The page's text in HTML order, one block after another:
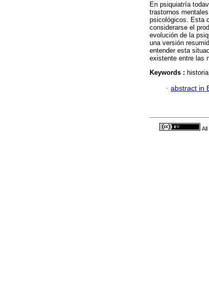
En psiquiatría
trastornos
psicológicos. Esta
considerarse el
evolución de la
una versión
entender esta
existente entre las
Keywords :
· abstract in
All